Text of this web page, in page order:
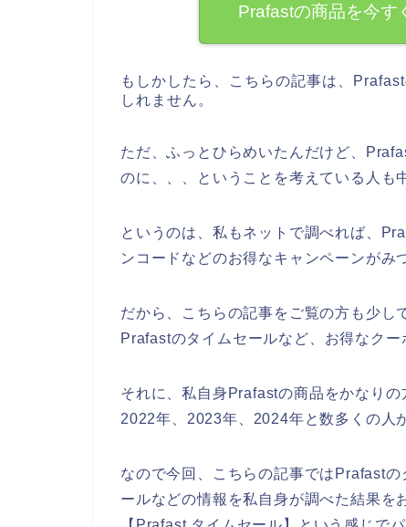
Prafastの商品を今す
もしかしたら、こちらの記事は、
しれません。
ただ、ふっとひらめいたんだけど、
のに、、、ということを考えている人も
というのは、私もネットで調べれば、
ンコードなどのお得なキャンペーンがみ
だから、こちらの記事をご覧の方も少し
Prafastのタイムセールなど、お得なク
それに、私自身Prafastの商品をかなり
2022年、2023年、2024年と数多くの人
なので今回、こちらの記事ではPrafast
ールなどの情報を私自身が調べた結果を